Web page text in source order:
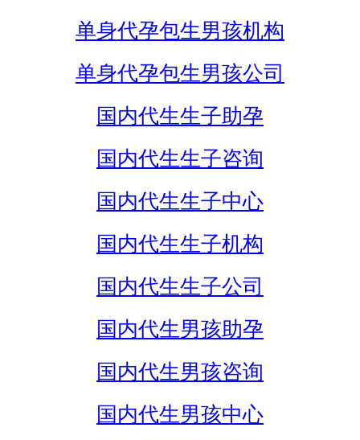
单身代孕包生男孩机构
单身代孕包生男孩公司
国内代生生子助孕
国内代生生子咨询
国内代生生子中心
国内代生生子机构
国内代生生子公司
国内代生男孩助孕
国内代生男孩咨询
国内代生男孩中心